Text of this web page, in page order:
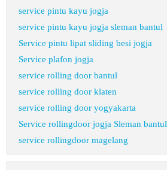
service pintu kayu jogja
service pintu kayu jogja sleman bantul
Service pintu lipat sliding besi jogja
Service plafon jogja
service rolling door bantul
service rolling door klaten
service rolling door yogyakarta
Service rollingdoor jogja Sleman bantul
service rollingdoor magelang